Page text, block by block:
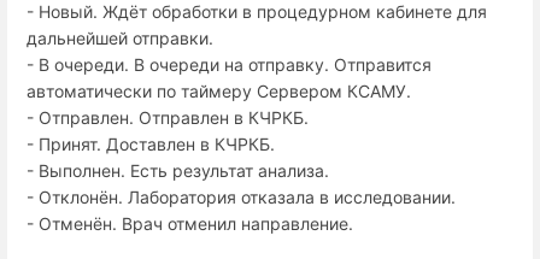
- Новый. Ждёт обработки в процедурном кабинете для
дальнейшей отправки.
- В очереди. В очереди на отправку. Отправится
автоматически по таймеру Сервером КСАМУ.
- Отправлен. Отправлен в КЧРКБ.
- Принят. Доставлен в КЧРКБ.
- Выполнен. Есть результат анализа.
- Отклонён. Лаборатория отказала в исследовании.
- Отменён. Врач отменил направление.